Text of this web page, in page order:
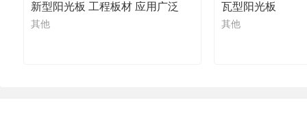
新型阳光板 工程板材 应用广泛
其他
瓦型阳光板
其他